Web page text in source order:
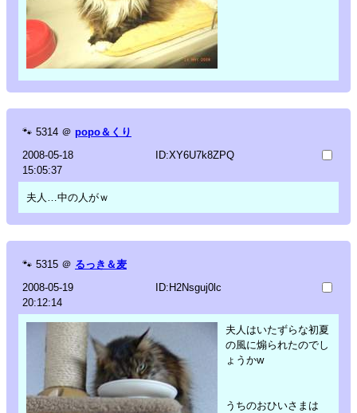
🐾 5314 ＠ popo＆くり
2008-05-18
15:05:37
ID:XY6U7k8ZPQ
夫人…中の人がｗ
🐾 5315 ＠ るっき＆麦
2008-05-19
20:12:14
ID:H2Nsguj0lc
夫人はいたずらな初夏
の風に煽られたのでし
ょうかw
うちのおひいさまは